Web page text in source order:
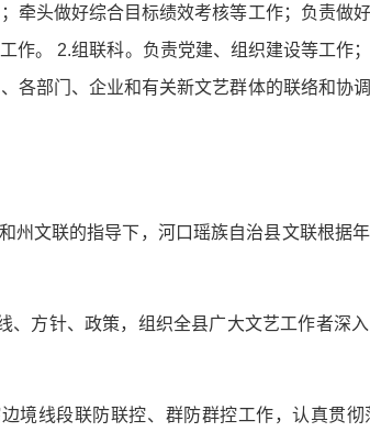
牵头做好综合目标绩效考核等工作；负责做
作。 2.组联科。负责党建、组织建设等工作
各部门、企业和有关新文艺群体的联络和协
州文联的指导下，河口瑶族自治县文联根据
、方针、政策，组织全县广大文艺工作者深
境线段联防联控、群防群控工作，认真贯